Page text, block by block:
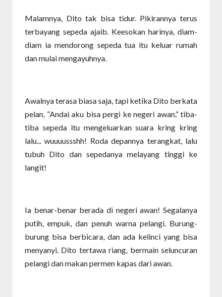
Malamnya, Dito tak bisa tidur. Pikirannya terus
terbayang sepeda ajaib. Keesokan harinya, diam-
diam ia mendorong sepeda tua itu keluar rumah
dan mulai mengayuhnya.
Awalnya terasa biasa saja, tapi ketika Dito berkata
pelan, “Andai aku bisa pergi ke negeri awan,” tiba-
tiba sepeda itu mengeluarkan suara kring kring
lalu... wuuuussshh! Roda depannya terangkat, lalu
tubuh Dito dan sepedanya melayang tinggi ke
langit!
Ia benar-benar berada di negeri awan! Segalanya
putih, empuk, dan penuh warna pelangi. Burung-
burung bisa berbicara, dan ada kelinci yang bisa
menyanyi. Dito tertawa riang, bermain seluncuran
pelangi dan makan permen kapas dari awan.